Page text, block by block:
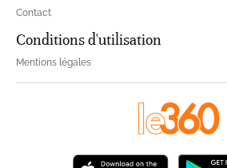
Contact
Conditions d'utilisation
Mentions légales